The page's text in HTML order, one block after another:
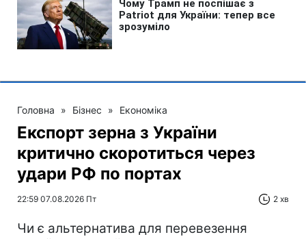
Головна » Бізнес » Економіка
Експорт зерна з України
критично скоротиться через
удари РФ по портах
22:59 07.08.2026 Пт 2 хв
Чи є альтернатива для перевезення